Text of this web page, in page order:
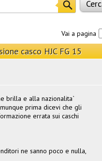
Vai a pagina
casco HJC FG 15
brilla e alla nazionalita`
prima dicevi che gli
errata sui caschi
ne sanno poco e nulla,